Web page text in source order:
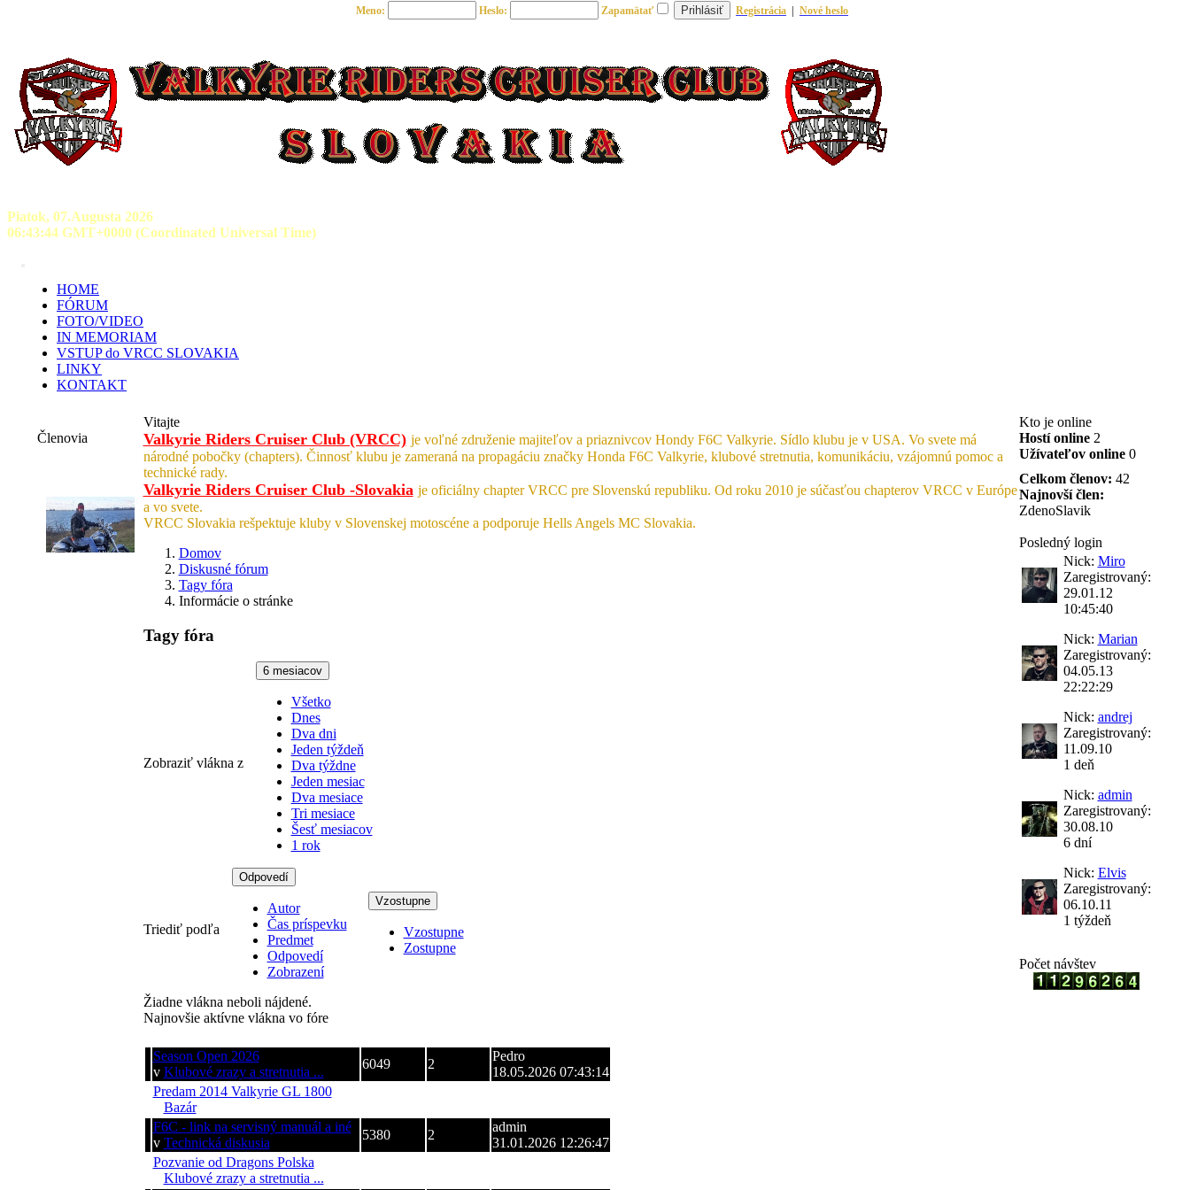
Meno: Heslo: Zapamätať Registrácia Nové heslo
Piatok, 07.Augusta 2026
06:43:45 GMT+0000 (Coordinated Universal Time)
HOME
FÓRUM
FOTO/VIDEO
IN MEMORIAM
VSTUP do VRCC SLOVAKIA
LINKY
KONTAKT
Členovia
Vitajte
Valkyrie Riders Cruiser Club (VRCC) je voľné združenie majiteľov a priaznivcov Hondy F6C Valkyrie. Sídlo klubu je v USA. Vo svete má
národné pobočky (chapters). Činnosť klubu je zameraná na propagáciu značky Honda F6C Valkyrie, klubové stretnutia, komunikáciu, vzájomnú pomoc a
technické rady.
Valkyrie Riders Cruiser Club -Slovakia je oficiálny chapter VRCC pre Slovenskú republiku. Od roku 2010 je súčasťou chapterov VRCC v Európe
a vo svete.
VRCC Slovakia rešpektuje kluby v Slovenskej motoscéne a podporuje Hells Angels MC Slovakia.
Domov
Diskusné fórum
Tagy fóra
Informácie o stránke
Tagy fóra
Zobraziť vlákna z
6 mesiacov
Všetko
Dnes
Dva dni
Jeden týždeň
Dva týždne
Jeden mesiac
Dva mesiace
Tri mesiace
Šesť mesiacov
1 rok
Triediť podľa
Odpovedí
Autor
Čas príspevku
Predmet
Odpovedí
Zobrazení
Vzostupne
Vzostupne
Zostupne
Žiadne vlákna neboli nájdené.
Najnovšie aktívne vlákna vo fóre
Season Open 2026
v Klubové zrazy a stretnutia ...
6049 2
Pedro
18.05.2026 07:43:14
Predam 2014 Valkyrie GL 1800
Bazár
F6C - link na servisný manuál a iné
v Technická diskusia
5380 2
admin
31.01.2026 12:26:47
Pozvanie od Dragons Polska
Klubové zrazy a stretnutia ...
Kto je online
Hostí online2
Užívateľov online0
Celkom členov: 42
Najnovší člen:
ZdenoSlavik
Posledný login
Nick: Miro
Zaregistrovaný:
29.01.12
10:45:40
Nick: Marian
Zaregistrovaný:
04.05.13
22:22:29
Nick: andrej
Zaregistrovaný:
11.09.10
1 deň
Nick: admin
Zaregistrovaný:
30.08.10
6 dní
Nick: Elvis
Zaregistrovaný:
06.10.11
1 týždeň
Počet návštev